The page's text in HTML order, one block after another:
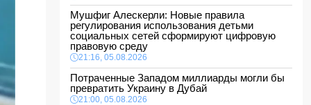
Мушфиг Алескерли: Новые правила
регулирования использования детьми
социальных сетей сформируют цифровую
правовую среду
21:16, 05.08.2026
Потраченные Западом миллиарды могли бы
превратить Украину в Дубай
21:00, 05.08.2026